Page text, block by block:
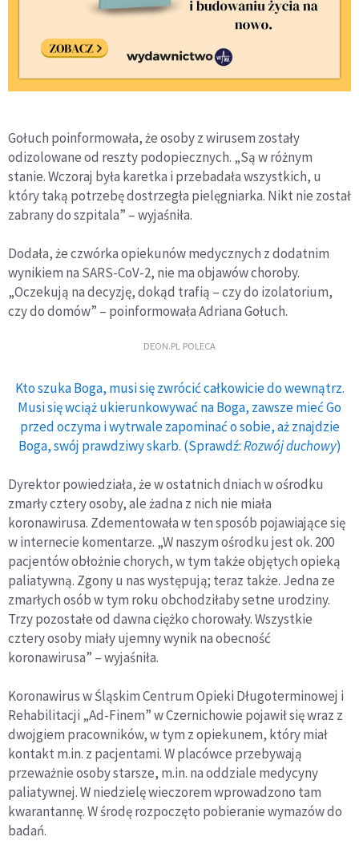
Gołuch poinformowała, że osoby z wirusem zostały
odizolowane od reszty podopiecznych. „Są w różnym
stanie. Wczoraj była karetka i przebadała wszystkich, u
który taką potrzebę dostrzegła pielęgniarka. Nikt nie został
zabrany do szpitala” – wyjaśniła.
Dodała, że czwórka opiekunów medycznych z dodatnim
wynikiem na SARS-CoV-2, nie ma objawów choroby.
„Oczekują na decyzję, dokąd trafią – czy do izolatorium,
czy do domów” – poinformowała Adriana Gołuch.
DEON.PL POLECA
Kto szuka Boga, musi się zwrócić całkowicie do wewnątrz.
Musi się wciąż ukierunkowywać na Boga, zawsze mieć Go
przed oczyma i wytrwale zapominać o sobie, aż znajdzie
Boga, swój prawdziwy skarb. (Sprawdź:Rozwój duchowy)
Dyrektor powiedziała, że w ostatnich dniach w ośrodku
zmarły cztery osoby, ale żadna z nich nie miała
koronawirusa. Zdementowała w ten sposób pojawiające się
w internecie komentarze. „W naszym ośrodku jest ok. 200
pacjentów obłożnie chorych, w tym także objętych opieką
paliatywną. Zgony u nas występują; teraz także. Jedna ze
zmarłych osób w tym roku obchodziłaby setne urodziny.
Trzy pozostałe od dawna ciężko chorowały. Wszystkie
cztery osoby miały ujemny wynik na obecność
koronawirusa” – wyjaśniła.
Koronawirus w Śląskim Centrum Opieki Długoterminowej i
Rehabilitacji „Ad-Finem” w Czernichowie pojawił się wraz z
dwojgiem pracowników, w tym z opiekunem, który miał
kontakt m.in. z pacjentami. W placówce przebywają
przeważnie osoby starsze, m.in. na oddziale medycyny
paliatywnej. W niedzielę wieczorem wprowadzono tam
kwarantannę. W środę rozpoczęto pobieranie wymazów do
badań.